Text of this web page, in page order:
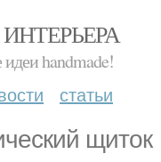
handmade!
статьи
щиток